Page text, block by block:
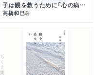
子は親を救うために「心の病」になる
高橋和巳著
ちくま文庫